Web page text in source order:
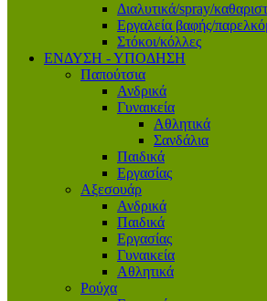
Διαλυτικά/spray/
Εργαλεία βαφής/
Στόκοι/κόλλες
ΕΝΔΥΣΗ - ΥΠΟΔΗΣΗ
Παπούτσια
Ανδρικά
Γυναικεία
Αθλητικά
Σανδάλια
Παιδικά
Εργασίας
Αξεσουάρ
Ανδρικά
Παιδικά
Εργασίας
Γυναικεία
Αθλητικά
Ρούχα